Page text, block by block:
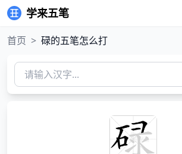
学来五笔
首页 > 碌的五笔怎么打